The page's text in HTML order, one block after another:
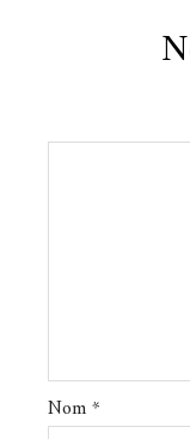
Nom*